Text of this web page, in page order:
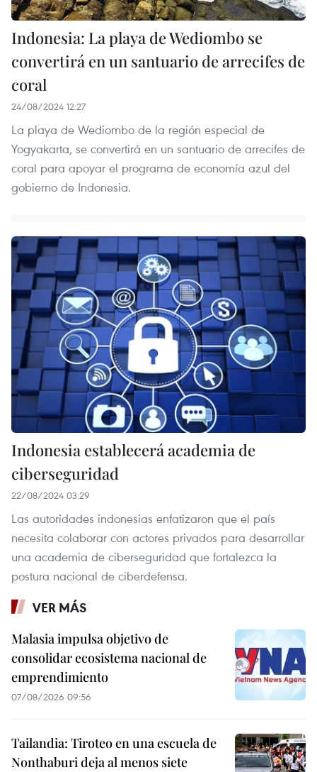
Indonesia: La playa de Wediombo se
convertirá en un santuario de arrecifes de
coral
24/08/2024 12:27
La playa de Wediombo de la región especial de
Yogyakarta, se convertirá en un santuario de arrecifes de
coral para apoyar el programa de economía azul del
gobierno de Indonesia.
Indonesia establecerá academia de
ciberseguridad
22/08/2024 03:29
Las autoridades indonesias enfatizaron que el país
necesita colaborar con actores privados para desarrollar
una academia de ciberseguridad que fortalezca la
postura nacional de ciberdefensa.
VER MÁS
Malasia impulsa objetivo de
consolidar ecosistema nacional de
emprendimiento
07/08/2026 09:56
Tailandia: Tiroteo en una escuela de
Nonthaburi deja al menos siete